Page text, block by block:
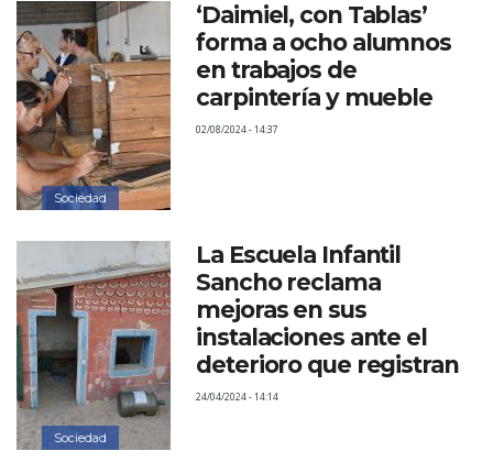
Sociedad
‘Daimiel, con Tablas’
forma a ocho alumnos
en trabajos de
carpintería y mueble
02/08/2024 - 14:37
Sociedad
La Escuela Infantil
Sancho reclama
mejoras en sus
instalaciones ante el
deterioro que registran
24/04/2024 - 14:14